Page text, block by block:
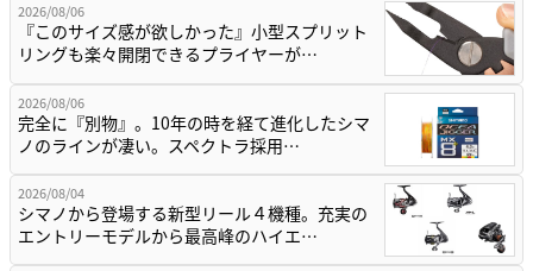
2026/08/06
『このサイズ感が欲しかった』小型スプリット
リングも楽々開閉できるプライヤーが…
2026/08/06
完全に『別物』。10年の時を経て進化したシマ
ノのラインが凄い。スペクトラ採用…
2026/08/04
シマノから登場する新型リール４機種。充実の
エントリーモデルから最高峰のハイエ…